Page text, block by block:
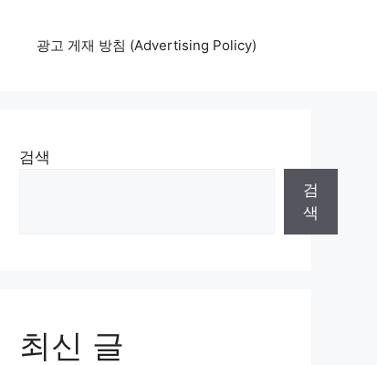
광고 게재 방침 (Advertising Policy)
검색
검
색
최신 글